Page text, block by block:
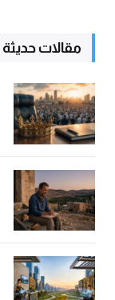
مقالات حديثة